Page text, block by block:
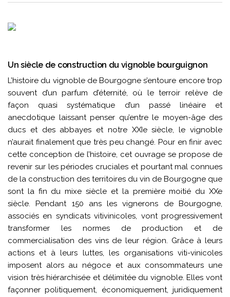
Un siècle de construction du vignoble bourguignon
L’histoire du vignoble de Bourgogne s’entoure encore trop
souvent d’un parfum d’éternité, où le terroir relève de
façon quasi systématique d’un passé linéaire et
anecdotique laissant penser qu’entre le moyen-âge des
ducs et des abbayes et notre XXIe siècle, le vignoble
n’aurait finalement que très peu changé. Pour en finir avec
cette conception de l’histoire, cet ouvrage se propose de
revenir sur les périodes cruciales et pourtant mal connues
de la construction des territoires du vin de Bourgogne que
sont la fin du mixe siècle et la première moitié du XXe
siècle. Pendant 150 ans les vignerons de Bourgogne,
associés en syndicats vitivinicoles, vont progressivement
transformer les normes de production et de
commercialisation des vins de leur région. Grâce à leurs
actions et à leurs luttes, les organisations viti-vinicoles
imposent alors au négoce et aux consommateurs une
vision très hiérarchisée et délimitée du vignoble. Elles vont
façonner politiquement, économiquement, juridiquement